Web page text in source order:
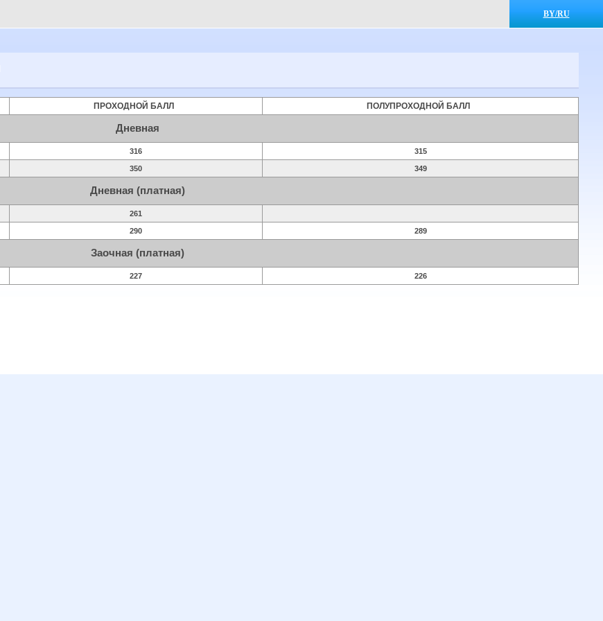
BY/RU
ПРОХОДНОЙ БАЛЛ ПОЛУПРОХОДНОЙ БАЛЛ
Дневная
316 315
350 349
Дневная (платная)
261
290 289
Заочная (платная)
227 226